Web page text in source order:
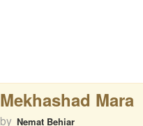
Mekhashad Mara
by Nemat Behiar